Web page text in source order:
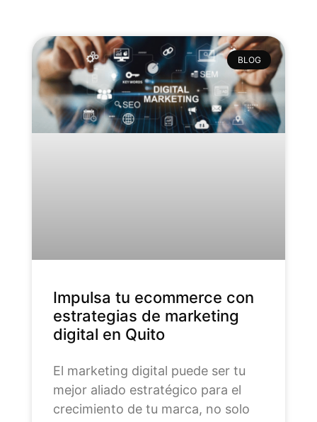
BLOG
Impulsa tu ecommerce con
estrategias de marketing
digital en Quito
El marketing digital puede ser tu
mejor aliado estratégico para el
crecimiento de tu marca, no solo